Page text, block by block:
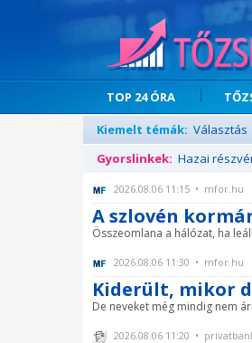
TOP 24 ÓRA
Kiemelt témák: Választás
Gyorslinkek: Hazai
2026.08.06 11:15 • mfor.hu
A szlovén
Összeomlana a hálózat, ha
2026.08.06 11:30 • mfor.hu
Kiderült, mikor
De neveket még mindig nem
2026.08.06 11:20 •